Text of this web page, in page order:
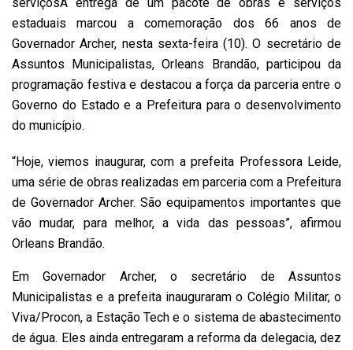
estaduais marcou a comemoração dos 66 anos de
Governador Archer, nesta sexta-feira (10). O secretário de
Assuntos Municipalistas, Orleans Brandão, participou da
programação festiva e destacou a força da parceria entre o
Governo do Estado e a Prefeitura para o desenvolvimento
do município.
“Hoje, viemos inaugurar, com a prefeita Professora Leide,
uma série de obras realizadas em parceria com a Prefeitura
de Governador Archer. São equipamentos importantes que
vão mudar, para melhor, a vida das pessoas”, afirmou
Orleans Brandão.
Em Governador Archer, o secretário de Assuntos
Municipalistas e a prefeita inauguraram o Colégio Militar, o
Viva/Procon, a Estação Tech e o sistema de abastecimento
de água. Eles ainda entregaram a reforma da delegacia, dez